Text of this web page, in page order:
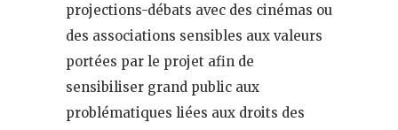
projections-débats avec des cinémas ou
des associations sensibles aux valeurs
portées par le projet afin de
sensibiliser grand public aux
problématiques liées aux droits des